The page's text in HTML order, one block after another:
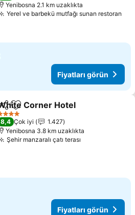
Yenibosna 2.1 km uzaklıkta
Yerel ve barbekü mutfağı sunan restoran
Fiyatları görün
Favorilerime ekle
Corner Hotel
Yıldız
8,4 Çok iyi
1.427
Yenibosna 3.8 km uzaklıkta
Şehir manzaralı çatı terası
Fiyatları görün